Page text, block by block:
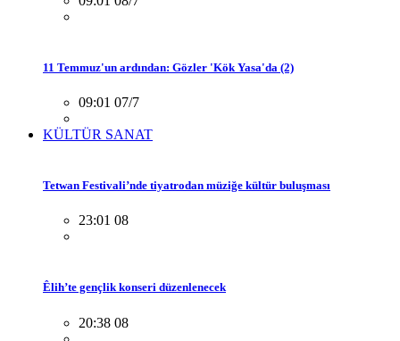
11 Temmuz'un ardından: Gözler 'Kök Yasa'da (2)
09:01 07/7
KÜLTÜR SANAT
Tetwan Festivali’nde tiyatrodan müziğe kültür buluşması
23:01 08
Êlih’te gençlik konseri düzenlenecek
20:38 08